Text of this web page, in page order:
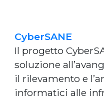
CyberSANE
Il progetto
soluzione
il rilevamento e
informatici alle